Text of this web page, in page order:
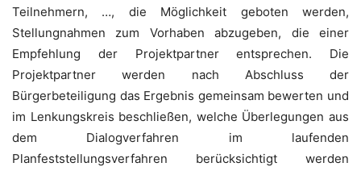
Teilnehmern, …, die Möglichkeit geboten werden,
Stellungnahmen zum Vorhaben abzugeben, die einer
Empfehlung der Projektpartner entsprechen. Die
Projektpartner werden nach Abschluss der
Bürgerbeteiligung das Ergebnis gemeinsam bewerten und
im Lenkungskreis beschließen, welche Überlegungen aus
dem Dialogverfahren im laufenden
Planfeststellungsverfahren berücksichtigt werden